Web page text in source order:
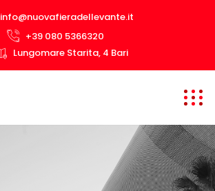
info@nuovafieradellevante.it
+39 080 5366320
Lungomare Starita, 4 Bari